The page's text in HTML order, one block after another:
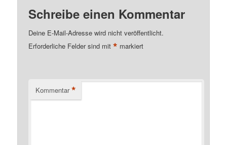
Schreibe einen Kommentar
Deine E-Mail-Adresse wird nicht veröffentlicht.
Erforderliche Felder sind mit* markiert
Kommentar *